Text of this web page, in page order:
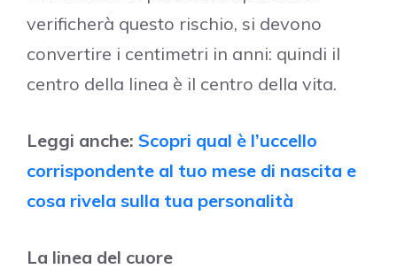
verificherà questo rischio, si devono
convertire i centimetri in anni: quindi il
centro della linea è il centro della vita.
Leggi anche: Scopri qual è l’uccello
corrispondente al tuo mese di nascita e
cosa rivela sulla tua personalità
La linea del cuore